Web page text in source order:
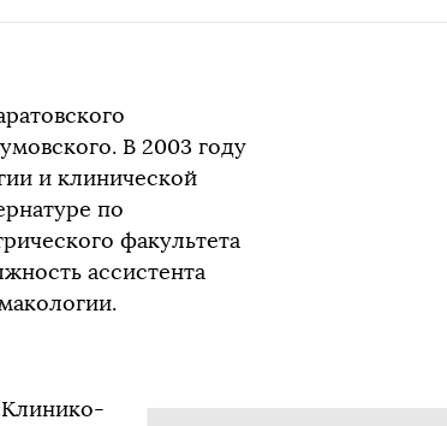
В 2003 году
и клинической
по
факультета
ассистента